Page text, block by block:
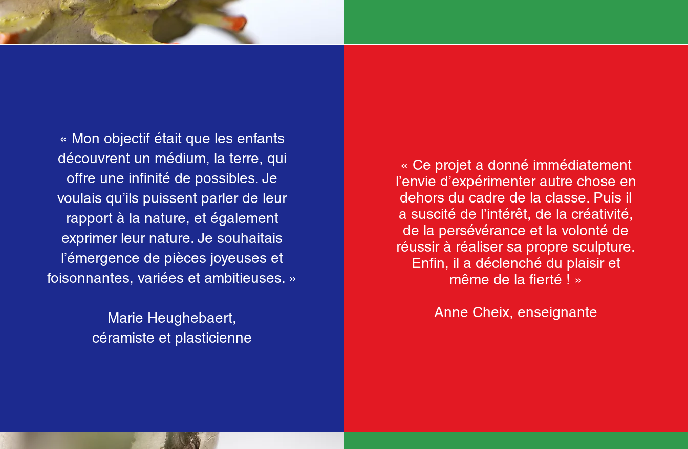
« Mon objectif était que les enfants
découvrent un médium, la terre, qui
offre une infinité de possibles. Je
voulais qu’ils puissent parler de leur
rapport à la nature, et également
exprimer leur nature. Je souhaitais
l’émergence de pièces joyeuses et
foisonnantes, variées et ambitieuses. »
Marie Heughebaert,
céramiste et plasticienne
« Ce projet a donné immédiatement
l’envie d’expérimenter autre chose en
dehors du cadre de la classe. Puis il
a suscité de l’intérêt, de la créativité,
de la persévérance et la volonté de
réussir à réaliser sa propre sculpture.
Enfin, il a déclenché du plaisir et
même de la fierté ! »
Anne Cheix, enseignante